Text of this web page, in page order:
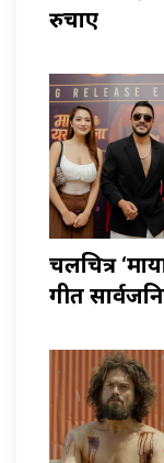
रुचाए
चलचित्र
गीत